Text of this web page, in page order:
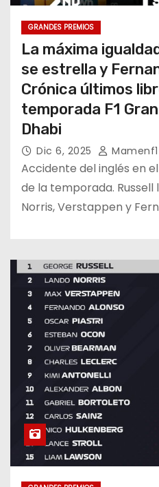
GRANDES PREMIOS
La máxima
se estrella y
Crónica últimos
temporada F1
Dhabi
Dic 6, 2025 Mamenf1
Accidente del inglés en
de la temporada.
Norris, Verstappen y